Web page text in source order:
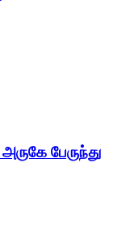
பேருந்து